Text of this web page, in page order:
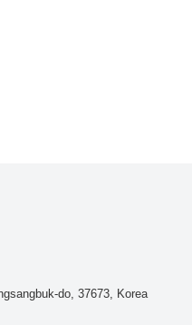
do, 37673, Korea